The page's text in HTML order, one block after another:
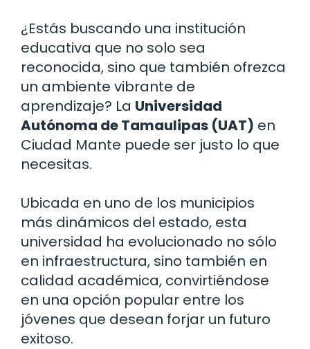
¿Estás buscando una institución
educativa que no solo sea
reconocida, sino que también ofrezca
un ambiente vibrante de
aprendizaje? La Universidad
Autónoma de Tamaulipas (UAT) en
Ciudad Mante puede ser justo lo que
necesitas.
Ubicada en uno de los municipios
más dinámicos del estado, esta
universidad ha evolucionado no sólo
en infraestructura, sino también en
calidad académica, convirtiéndose
en una opción popular entre los
jóvenes que desean forjar un futuro
exitoso.